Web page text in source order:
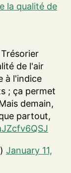
la qualité de
de l'air
à l'indice
; ça permet
demain,
partout,
January 11,